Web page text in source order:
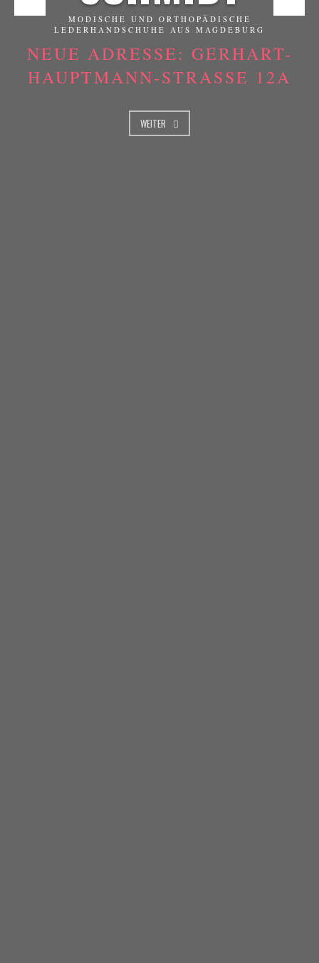
MODISCHE UND ORTHOPÄDISCHE
LEDERHANDSCHUHE AUS MAGDEBURG
NEUE ADRESSE: GERHART-
HAUPTMANN-STRASSE 12A
WEITER